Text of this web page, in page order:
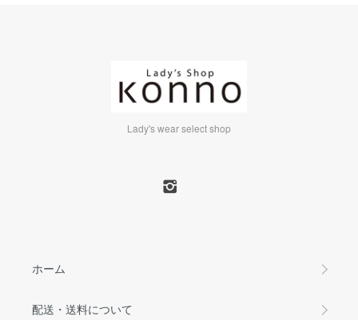
Lady's wear select shop
ホーム
配送・送料について